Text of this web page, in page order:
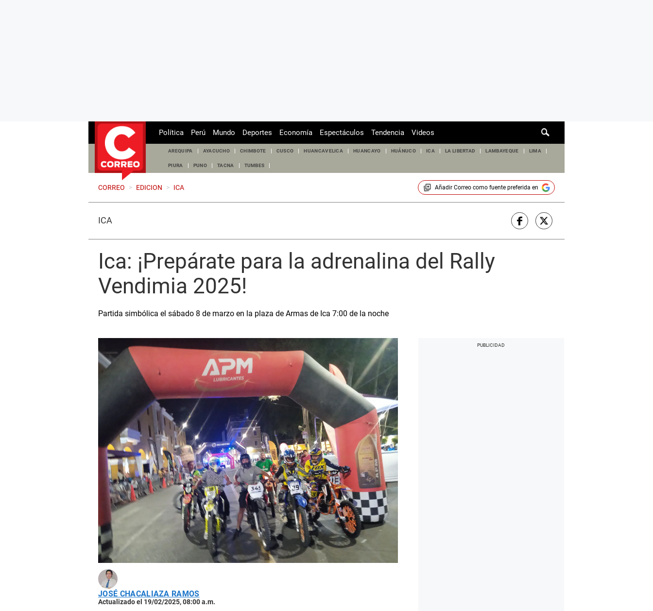
de
Política Perú Mundo Deportes Economía Espectáculos Tendencia Videos
AREQUIPA AYACUCHO CHIMBOTE CUSCO HUANCAVELICA HUANCAYO HUÁNUCO ICA LA LIBERTAD LAMBAYEQUE LIMA
PIURA PUNO TACNA TUMBES
CORREO > EDICION > ICA Añadir Correocomo fuente preferida en
ICA
Ica: ¡Prepárate para la adrenalina del Rally
Vendimia 2025!
Partida simbólica el sábado 8 de marzo en la plaza de Armas de Ica 7:00 de la noche
JOSÉ CHACALIAZA RAMOS
Actualizado el 19/02/2025, 08:00 a.m.